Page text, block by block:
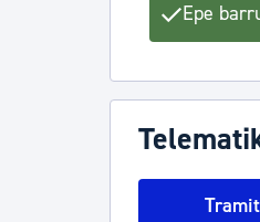
Epe